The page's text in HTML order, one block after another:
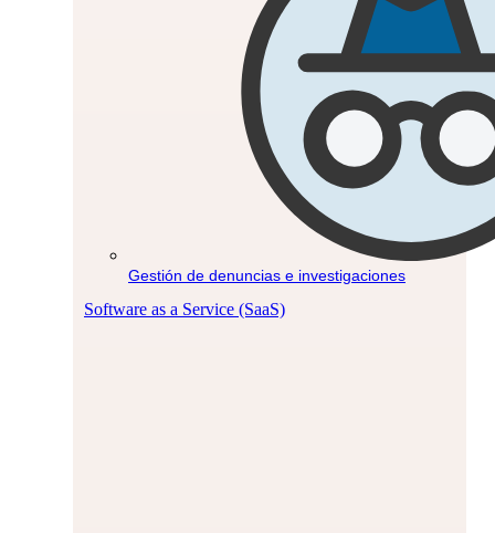
Gestión de denuncias e investigaciones
Software as a Service (SaaS)